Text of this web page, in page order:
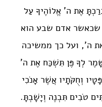
אֶת ה’ אֱלוֹהֶיךָ עַל
שכאשר אדם שבע הוא
ה’, ועל כך ממשיכה
לְךָ פֶּן תִּשְׁכַּח אֶת ה’
וְחֻקֹּתָיו אֲשֶׁר אָנֹכִי
טֹבִים תִּבְנֶה וְיָשָׁבְתָּ.